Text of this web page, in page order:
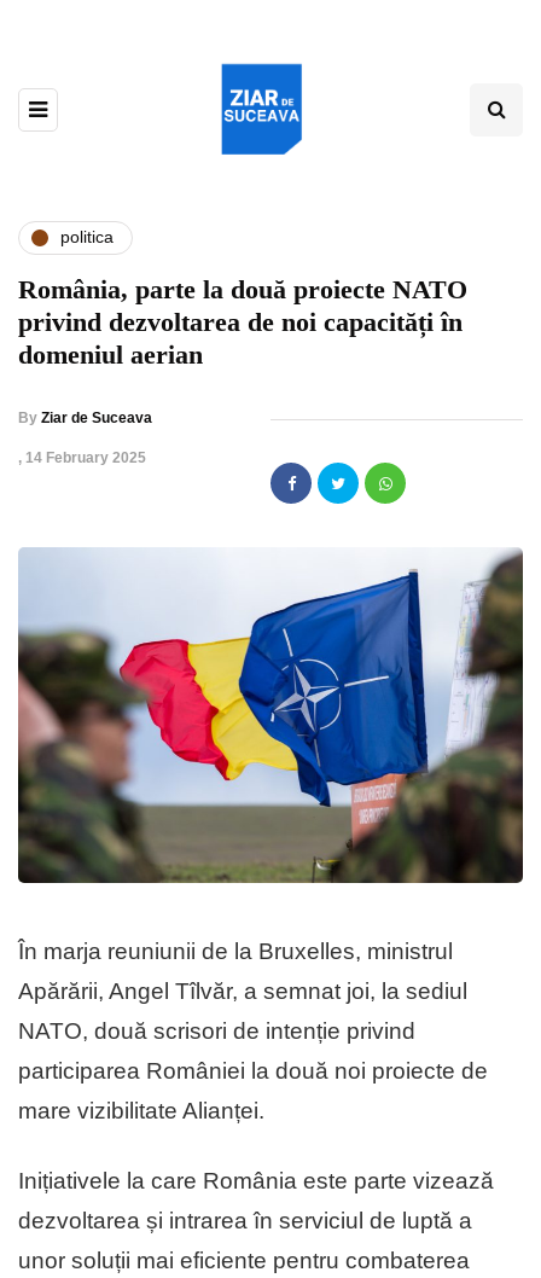
politica
România, parte la două proiecte NATO
privind dezvoltarea de noi capacități în
domeniul aerian
By Ziar de Suceava
, 14 February 2025
În marja reuniunii de la Bruxelles, ministrul
Apărării, Angel Tîlvăr, a semnat joi, la sediul
NATO, două scrisori de intenție privind
participarea României la două noi proiecte de
mare vizibilitate Alianței.
Inițiativele la care România este parte vizează
dezvoltarea și intrarea în serviciul de luptă a
unor soluții mai eficiente pentru combaterea